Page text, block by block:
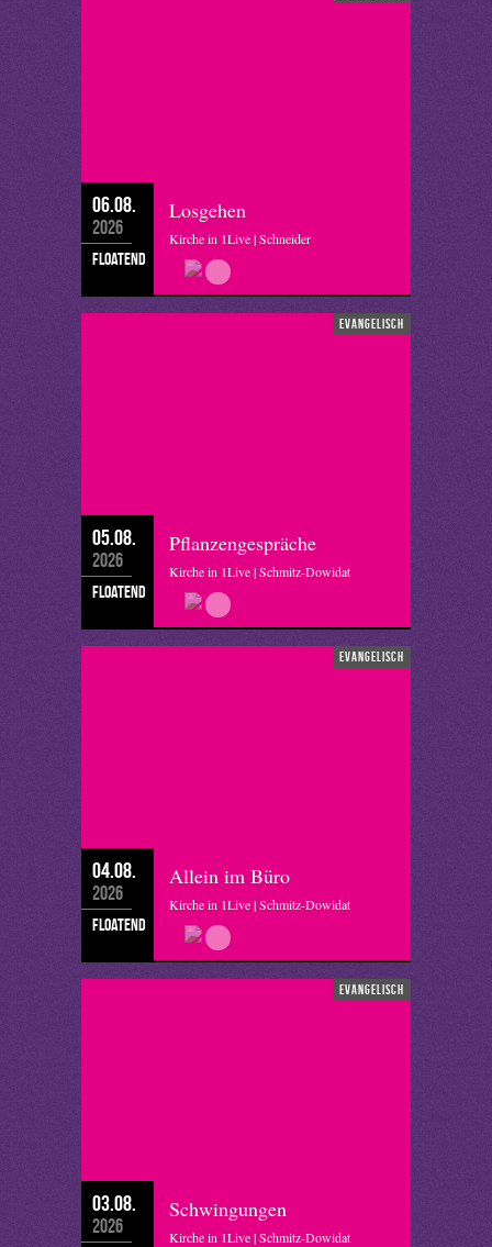
06.08.
2026
floatend
Losgehen
Kirche in 1Live | Schneider
evangelisch
05.08.
2026
floatend
Pflanzengespräche
Kirche in 1Live | Schmitz-Dowidat
evangelisch
04.08.
2026
floatend
Allein im Büro
Kirche in 1Live | Schmitz-Dowidat
evangelisch
03.08.
2026
Schwingungen
Kirche in 1Live | Schmitz-Dowidat